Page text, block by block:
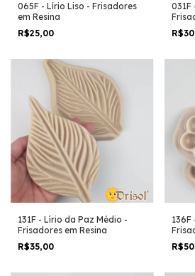
065F - Lírio Liso - Frisadores
em Resina
R$25,00
131F - Lírio da Paz Médio -
Frisadores em Resina
R$35,00
136F